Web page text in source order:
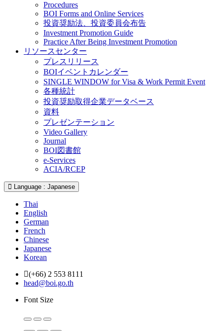
Procedures
BOI Forms and Online Services
投資奨励法、投資委員会布告
Investment Promotion Guide
Practice After Being Investment Promotion
リソースセンター
プレスリリース
BOIイベントカレンダー
SINGLE WINDOW for Visa & Work Permit Event
各種統計
投資奨励取得企業データベース
資料
プレゼンテーション
Video Gallery
Journal
BOI図書館
e-Services
ACIA/RCEP
Language : Japanese
Thai
English
German
French
Chinese
Japanese
Korean
(+66) 2 553 8111
head@boi.go.th
Font Size